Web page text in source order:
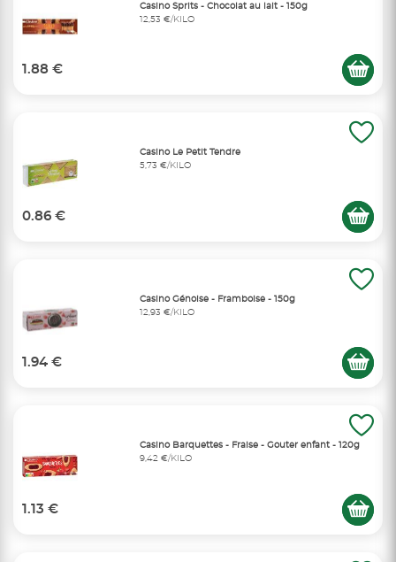
Casino Sprits - Chocolat au lait - 150g
12,53 €/KILO
1.88 €
Casino Le Petit Tendre
5,73 €/KILO
0.86 €
Casino Génoise - Framboise - 150g
12,93 €/KILO
1.94 €
Casino Barquettes - Fraise - Gouter enfant - 120g
9,42 €/KILO
1.13 €